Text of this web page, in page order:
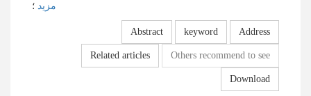
مزید ؛
Abstract keyword Address
Related articles Others recommend to see
Download